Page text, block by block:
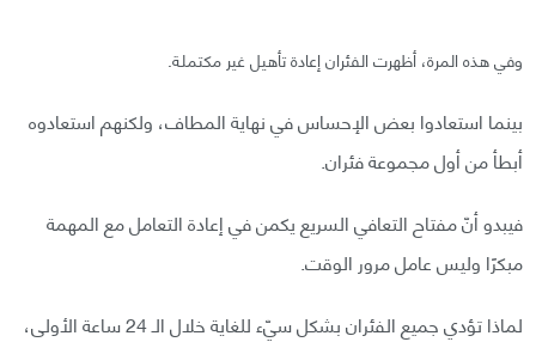
وفي هذه المرة، أظهرت الفئران إعادة تأهيل غير مكتملة.
بينما استعادوا بعض الإحساس في نهاية المطاف، ولكنهم استعادوه
أبطأ من أول مجموعة فئران.
فيبدو أنّ مفتاح التعافي السريع يكمن في إعادة التعامل مع المهمة
مبكرًا وليس عامل مرور الوقت.
لماذا تؤدي جميع الفئران بشكل سيّء للغاية خلال الـ 24 ساعة الأولى،